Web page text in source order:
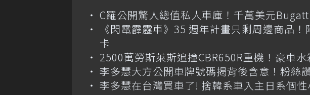
C羅公開驚人總值私人車庫！千萬美元
《閃電霹靂車》35 週年計畫只剩周邊商品
卡
2500萬勞斯萊斯追撞CBR650R重機！豪車
李多慧大方公開車牌號碼揭背後含意！粉絲
李多慧在台灣買車了! 捨韓系車入主日系個性